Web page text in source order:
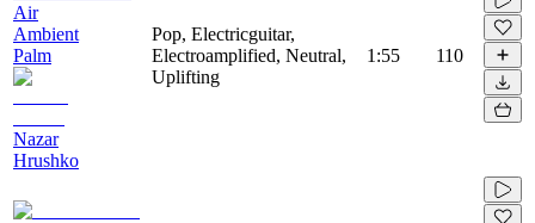
Air
Ambient
Palm
Nazar
Hrushko
Pop, Electricguitar,
Electroamplified, Neutral,
Uplifting
1:55 110